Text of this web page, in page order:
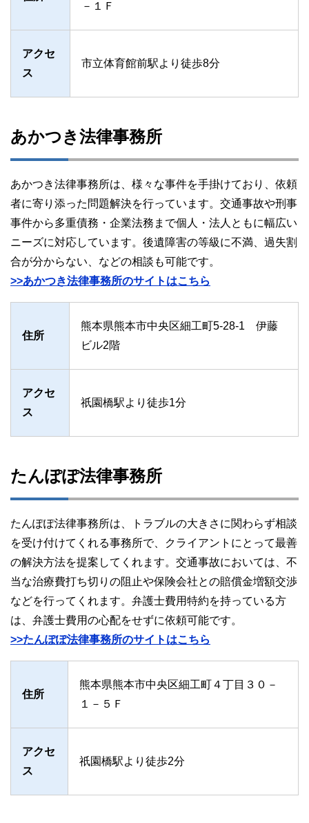
－１Ｆ
アクセ
ス
市立体育館前駅より徒歩8分
あかつき法律事務所
あかつき法律事務所は、様々な事件を手掛けており、依頼
者に寄り添った問題解決を行っています。交通事故や刑事
事件から多重債務・企業法務まで個人・法人ともに幅広い
ニーズに対応しています。後遺障害の等級に不満、過失割
合が分からない、などの相談も可能です。
>>あかつき法律事務所のサイトはこちら
住所
熊本県熊本市中央区細工町5-28-1 伊藤
ビル2階
アクセ
ス
祇園橋駅より徒歩1分
たんぽぽ法律事務所
たんぽぽ法律事務所は、トラブルの大きさに関わらず相談
を受け付けてくれる事務所で、クライアントにとって最善
の解決方法を提案してくれます。交通事故においては、不
当な治療費打ち切りの阻止や保険会社との賠償金増額交渉
などを行ってくれます。弁護士費用特約を持っている方
は、弁護士費用の心配をせずに依頼可能です。
>>たんぽぽ法律事務所のサイトはこちら
住所
熊本県熊本市中央区細工町４丁目３０－
１－５Ｆ
アクセ
ス
祇園橋駅より徒歩2分